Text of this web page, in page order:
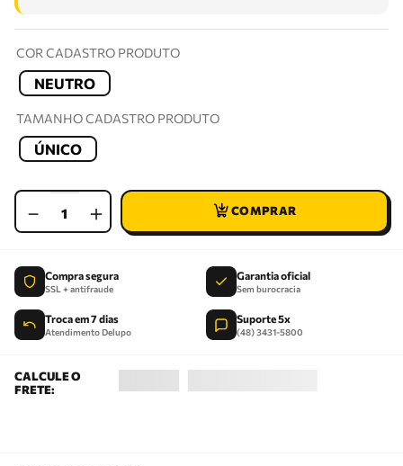
COR CADASTRO PRODUTO
NEUTRO
TAMANHO CADASTRO PRODUTO
ÚNICO
＋
－
Compra segura
SSL + antifraude
Garantia oficial
Sem burocracia
Troca em 7 dias
Atendimento Delupo
Suporte 5x
(48) 3431-5800